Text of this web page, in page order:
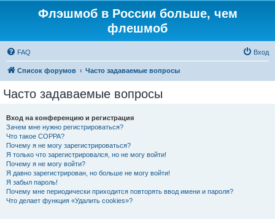
Флэшмоб в России больше, чем
флешмоб
FAQ Вход
Список форумов Часто задаваемые вопросы
Часто задаваемые вопросы
Вход на конференцию и регистрация
Зачем мне нужно регистрироваться?
Что такое COPPA?
Почему я не могу зарегистрироваться?
Я только что зарегистрировался, но не могу войти!
Почему я не могу войти?
Я давно зарегистрирован, но больше не могу войти!
Я забыл пароль!
Почему мне периодически приходится повторять ввод имени и пароля?
Что делает функция «Удалить cookies»?